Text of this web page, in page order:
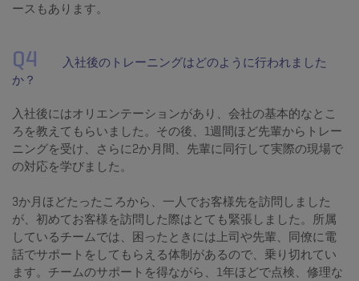
ースもあります。
Q4
入社後のトレーニングはどのように行われました
か？
入社後にはオリエンテーションがあり、会社の基本的なとこ
ろを教えてもらいました。その後、1週間ほど先輩からトレー
ニングを受け、さらに2か月間、先輩に同行して実際の現場で
の対応を学びました。
3か月ほどたったころから、一人でお客様先を訪問しました
が、初めてお客様を訪問した際はとても緊張しました。所属
しているチームでは、困ったときには上司や先輩、同僚に電
話でサポートをしてもらえる体制があるので、乗り切れてい
ます。チームのサポートを得ながら、１年ほどで点検、修理な